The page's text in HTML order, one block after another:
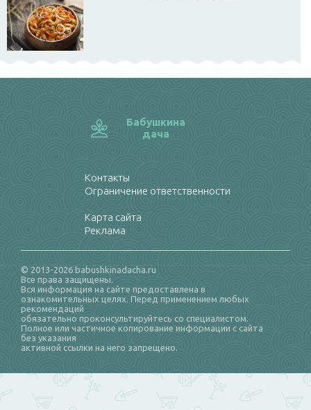
Бабушкина
дача
Контакты
Ограничение ответственности
Карта сайта
Реклама
© 2013-2026 babushkinadacha.ru
Все права защищены.
Вся информация на сайте предоставлена в
ознакомительных целях. Перед применением любых
рекомендаций
обязательно проконсультируйтесь со специалистом.
Полное или частичное копирование информации с сайта
без указания
активной ссылки на него запрещено.